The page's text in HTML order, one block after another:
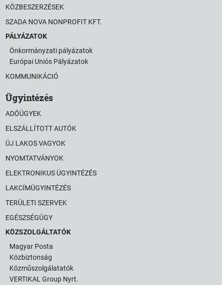
KÖZBESZERZÉSEK
SZADA NOVA NONPROFIT KFT.
PÁLYÁZATOK
Önkormányzati pályázatok
Európai Uniós Pályázatok
KOMMUNIKÁCIÓ
Ügyintézés
ADÓÜGYEK
ELSZÁLLÍTOTT AUTÓK
ÚJ LAKOS VAGYOK
NYOMTATVÁNYOK
ELEKTRONIKUS ÜGYINTÉZÉS
LAKCÍMÜGYINTÉZÉS
TERÜLETI SZERVEK
EGÉSZSÉGÜGY
KÖZSZOLGÁLTATÓK
Magyar Posta
Közbiztonság
Közműszolgálatatók
VERTIKAL Group Nyrt.